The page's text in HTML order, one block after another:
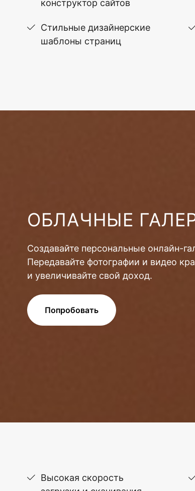
конструктор сайтов
Стильные дизайнерские
шаблоны страниц
ОБЛАЧНЫЕ
Создавайте персональные онлайн-
Передавайте фотографии и видео
и увеличивайте свой доход.
Попробовать
Высокая скорость